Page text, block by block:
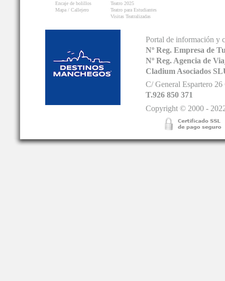
Encaje de bolillos
Mapa / Callejero
Teatro 2025
Teatro para Estudiantes
Visitas Teatralizadas
Portal de información y
Nº Reg. Empresa de
Nº Reg. Agencia de
Cladium Asociados
C/ General Espartero
T.926 850 371
Copyright © 2000 -